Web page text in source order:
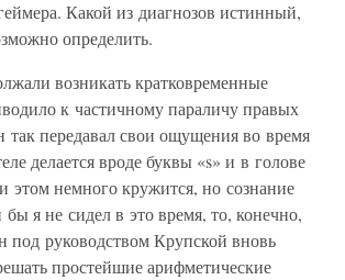
Какой из диагнозов истинный,
определить.
возникать кратковременные
к частичному параличу правых
так передавал свои ощущения во время
делается вроде буквы «s» и в голове
этом немного кружится, но сознание
я не сидел в это время, то, конечно,
под руководством Крупской вновь
простейшие арифметические